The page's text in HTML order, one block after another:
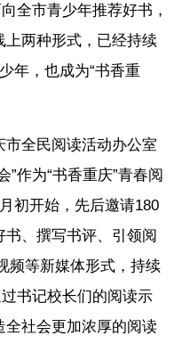
全市青少年推荐好书，
两种形式，已经持续
年，也成为“书香重
全民阅读活动办公室
”作为“书香重庆”青春阅
初开始，先后邀请180
、撰写书评、引领阅
频等新媒体形式，持续
书记校长们的阅读示
社会更加浓厚的阅读